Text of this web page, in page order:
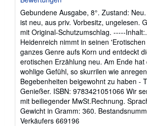
5
Sternen
Gebundene Ausgabe, 8°. Zustand:
ist neu, aus priv. Vorbesitz, ungelesen.
mit Original-Schutzumschlag. -----
Heidenreich nimmt in seinen
ganzes Genre aufs Korn und entdeckt
erotischen Erzählung neu. Am Ende
wohlige Gefühl, so skurrilen wie
Begebenheiten beigewohnt zu haben -
Genießer. ISBN: 9783421051066 Wir
mit beiliegender MwSt.Rechnung.
Gewicht in Gramm: 360.
Verkäufers 669196